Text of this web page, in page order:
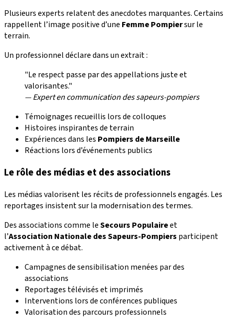
Plusieurs experts relatent des anecdotes marquantes. Certains
rappellent l’image positive d’une Femme Pompiersur le
terrain.
Un professionnel déclare dans un extrait :
"Le respect passe par des appellations juste et
valorisantes."
— Expert en communication des sapeurs-pompiers
Témoignages recueillis lors de colloques
Histoires inspirantes de terrain
Expériences dans les Pompiers de Marseille
Réactions lors d’événements publics
Le rôle des médias et des associations
Les médias valorisent les récits de professionnels engagés. Les
reportages insistent sur la modernisation des termes.
Des associations comme leSecours Populaireet
l’Association Nationale des Sapeurs-Pompiers participent
activement à ce débat.
Campagnes de sensibilisation menées par des
associations
Reportages télévisés et imprimés
Interventions lors de conférences publiques
Valorisation des parcours professionnels